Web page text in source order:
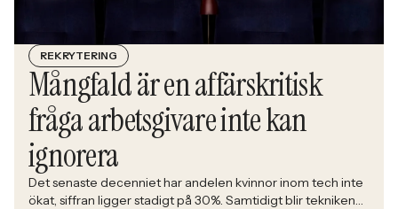
REKRYTERING
Mångfald är en affärskritisk
fråga arbetsgivare inte kan
ignorera
Det senaste decenniet har andelen kvinnor inom tech inte
ökat, siffran ligger stadigt på 30%. Samtidigt blir tekniken